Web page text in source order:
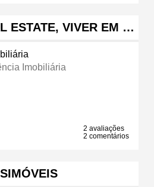
ESTATE, VIVER EM …
Imobiliária
2 avaliações
2 comentários